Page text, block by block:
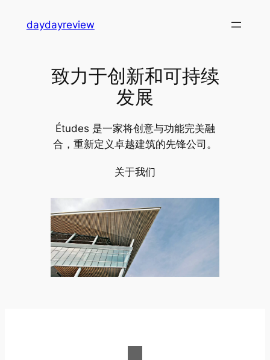
daydayreview
致力于创新和可持续
发展
Études 是一家将创意与功能完美融
合，重新定义卓越建筑的先锋公司。
关于我们